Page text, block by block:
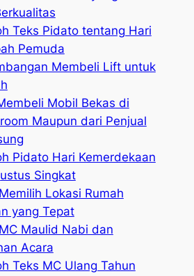
Teks Pidato tentang Hari
Pemuda
Membeli Lift untuk
Mobil Bekas di
Maupun dari Penjual
Pidato Hari Kemerdekaan
Singkat
Lokasi Rumah
yang Tepat
Maulid Nabi dan
Acara
Teks MC Ulang Tahun